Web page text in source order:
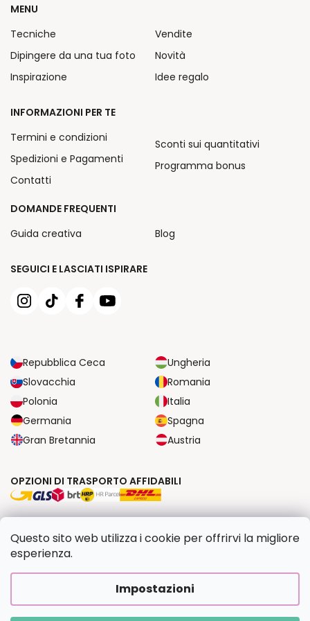
Questo sito web utilizza i cookie per offrirvi la migliore
esperienza.
Impostazioni
SEGUICI E LASCIATI ISPIRARE
Repubblica Ceca
Ungheria
Slovacchia
Romania
Polonia
Italia
Germania
Spagna
Gran Bretannia
Austria
MENU
Tecniche
Dipingere da una tua foto
Inspirazione
Vendite
Novità
Idee regalo
INFORMAZIONI PER TE
Termini e condizioni
Spedizioni e Pagamenti
Contatti
Sconti sui quantitativi
Programma bonus
DOMANDE FREQUENTI
Guida creativa
Blog
OPZIONI DI TRASPORTO AFFIDABILI
Creato da Shoptet Premium|UpraviloFV STUDIO
Copyright 2026Dipingilo.it. Tutti i diritti riservati.